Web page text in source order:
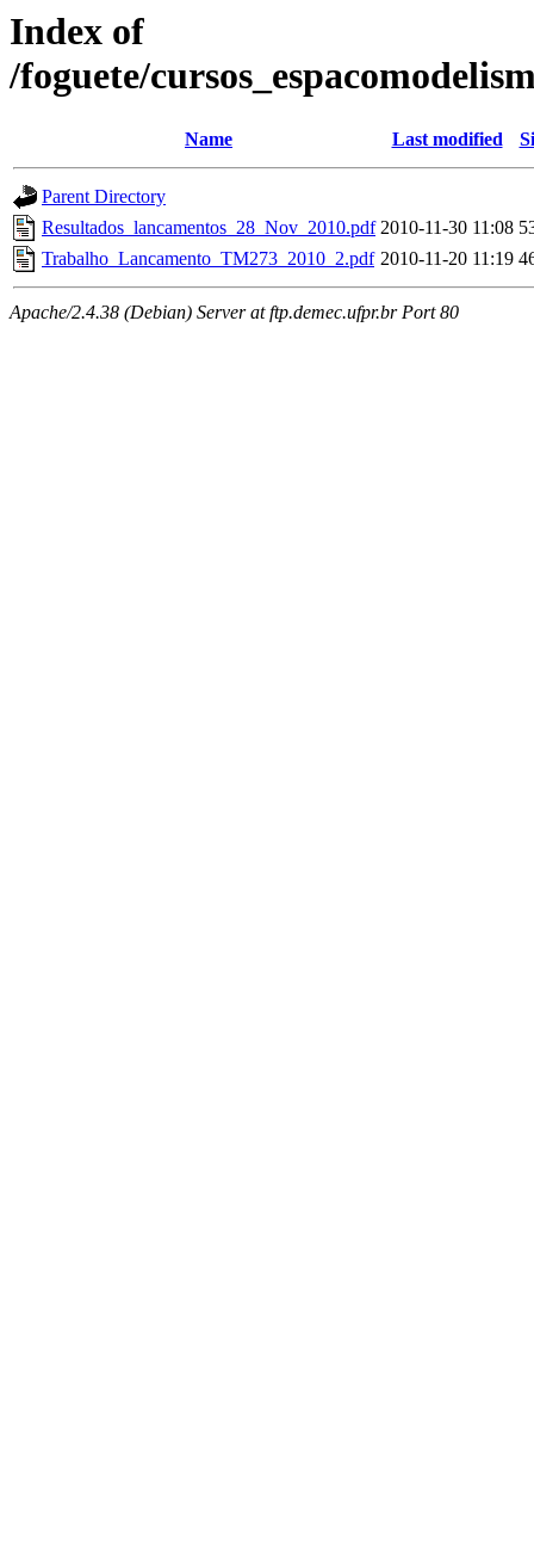
Index of
/foguete/
Name Last modified
Parent Directory
Resultados_lancamentos_28_Nov_2010.pdf 2010-11-30 11:08
Trabalho_Lancamento_TM273_2010_2.pdf 2010-11-20 11:19
Apache/2.4.38 (Debian) Server at ftp.demec.ufpr.br Port 80